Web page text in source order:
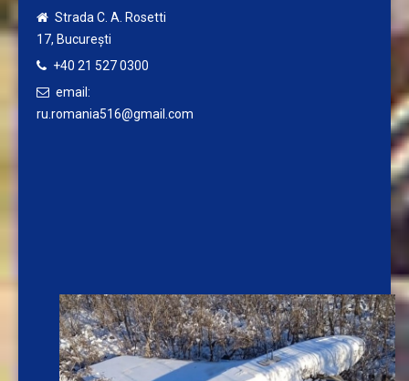
Strada C. A. Rosetti
17, București
+40 21 527 0300
email:
ru.romania516@gmail.com